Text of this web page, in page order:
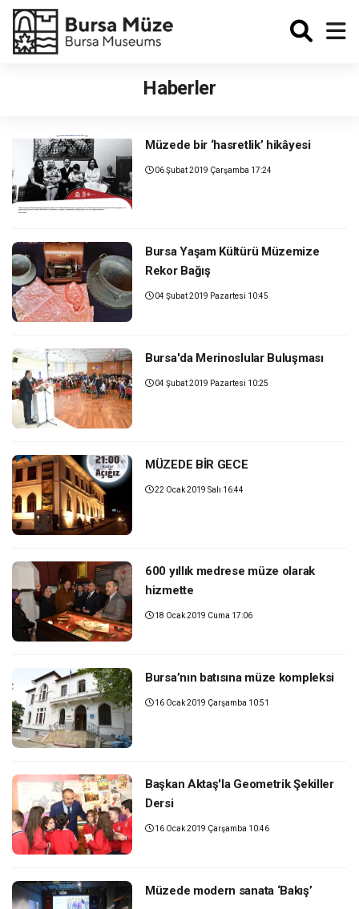
Enabled
Haberler
Müzede bir ‘hasretlik’ hikâyesi
06 Şubat 2019 Çarşamba 17:24
Bursa Yaşam Kültürü Müzemize
Rekor Bağış
04 Şubat 2019 Pazartesi 10:45
Bursa'da Merinoslular Buluşması
04 Şubat 2019 Pazartesi 10:25
MÜZEDE BİR GECE
22 Ocak 2019 Salı 16:44
600 yıllık medrese müze olarak
hizmette
18 Ocak 2019 Cuma 17:06
Bursa’nın batısına müze kompleksi
16 Ocak 2019 Çarşamba 10:51
Başkan Aktaş'la Geometrik Şekiller
Dersi
16 Ocak 2019 Çarşamba 10:46
Müzede modern sanata ‘Bakış’